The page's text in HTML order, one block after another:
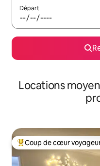
Départ
Locations
Coups de cœur
Coup de cœur